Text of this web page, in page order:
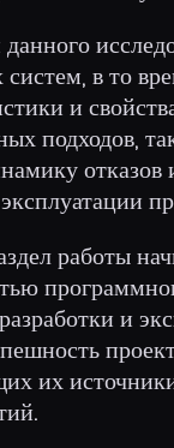
в то
и
подходов,
отказов
работы
и
их